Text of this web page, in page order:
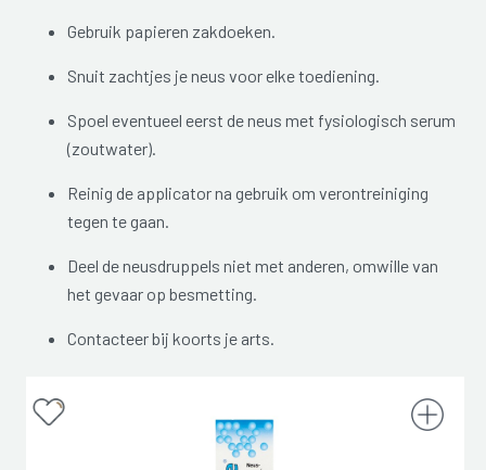
Gebruik papieren zakdoeken.
Snuit zachtjes je neus voor elke toediening.
Spoel eventueel eerst de neus met fysiologisch serum
(zoutwater).
Reinig de applicator na gebruik om verontreiniging
tegen te gaan.
Deel de neusdruppels niet met anderen, omwille van
het gevaar op besmetting.
Contacteer bij koorts je arts.